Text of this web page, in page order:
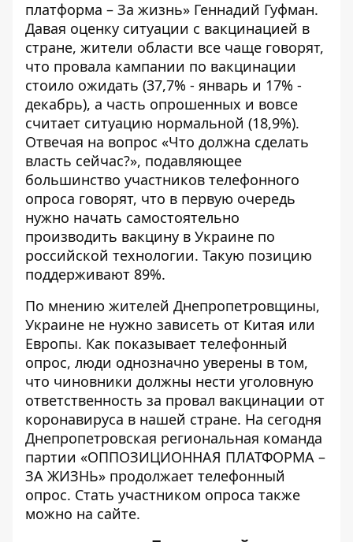
платформа – За жизнь» Геннадий Гуфман.
Давая оценку ситуации с вакцинацией в
стране, жители области все чаще говорят,
что провала кампании по вакцинации
стоило ожидать (37,7% - январь и 17% -
декабрь), а часть опрошенных и вовсе
считает ситуацию нормальной (18,9%).
Отвечая на вопрос «Что должна сделать
власть сейчас?», подавляющее
большинство участников телефонного
опроса говорят, что в первую очередь
нужно начать самостоятельно
производить вакцину в Украине по
российской технологии. Такую позицию
поддерживают 89%.
По мнению жителей Днепропетровщины,
Украине не нужно зависеть от Китая или
Европы. Как показывает телефонный
опрос, люди однозначно уверены в том,
что чиновники должны нести уголовную
ответственность за провал вакцинации от
коронавируса в нашей стране. На сегодня
Днепропетровская региональная команда
партии «ОППОЗИЦИОННАЯ ПЛАТФОРМА –
ЗА ЖИЗНЬ» продолжает телефонный
опрос. Стать участником опроса также
можно на сайте.